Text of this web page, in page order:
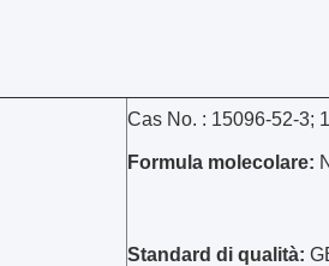
Cas No. : 15096-52-3;
Formula molecolare:
Standard di qualità: